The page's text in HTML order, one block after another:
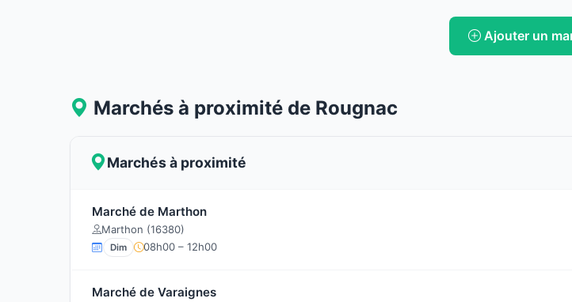
Ajouter un
Marchés à proximité de Rougnac
Marchés à proximité
Marché de Marthon
Marthon (16380)
Dim 08h00 – 12h00
Marché de Varaignes